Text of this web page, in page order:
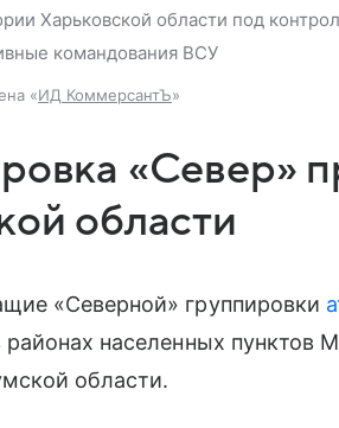
Харьковской области под
командования ВСУ
«ИД КоммерсантЪ»
«Север»
области
«Северной» группировки
районах населенных
области.